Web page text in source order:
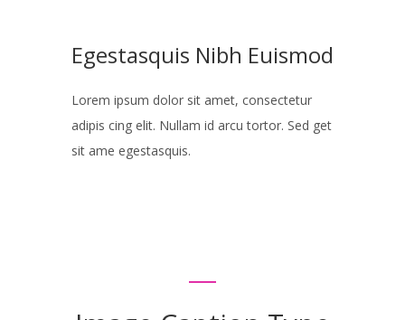
Egestasquis Nibh Euismod
Lorem ipsum dolor sit amet, consectetur
adipis cing elit. Nullam id arcu tortor. Sed get
sit ame egestasquis.